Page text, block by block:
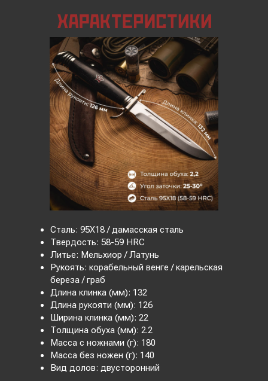
Сталь: 95Х18 / дамасская сталь
Твердость: 58-59 HRC
Литье: Мельхиор / Латунь
Рукоять: корабельный венге / карельская
береза / граб
Длина клинка (мм): 132
Длина рукояти (мм): 126
Ширина клинка (мм): 22
Толщина обуха (мм): 2.2
Масса с ножнами (г): 180
Масса без ножен (г): 140
Вид долов: двусторонний